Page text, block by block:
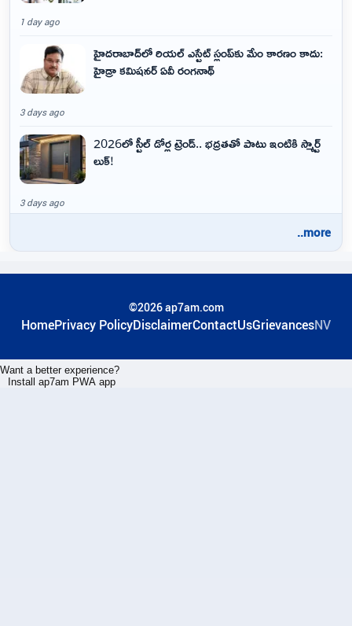
1 day ago
హైదరాబాద్‌లో రియల్ ఎస్టేట్ స్లంప్‌కు మేం కారణం కాదు:
హైడ్రా కమిషనర్ ఏవీ రంగనాథ్
3 days ago
2026లో స్టీల్ డోర్ల ట్రెండ్.. భద్రతతో పాటు ఇంటికి స్మార్ట్
లుక్!
3 days ago
..more
©2026 ap7am.com
HomePrivacy PolicyDisclaimerContactUsGrievancesNV
Want a better experience?
Install ap7am PWA app